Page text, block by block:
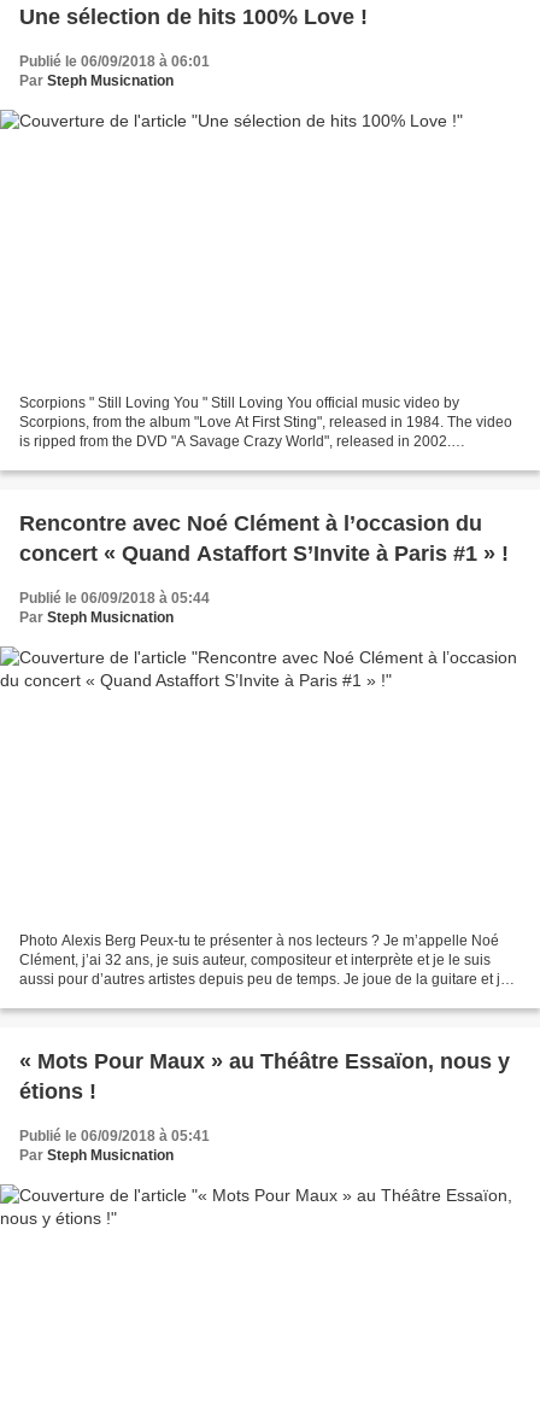
Une sélection de hits 100% Love !
Publié le 06/09/2018 à 06:01
Par Steph Musicnation
Scorpions " Still Loving You " Still Loving You official music video by
Scorpions, from the album "Love At First Sting", released in 1984. The video
is ripped from the DVD "A Savage Crazy World", released in 2002.
Rencontre avec Noé Clément à l’occasion du
concert « Quand Astaffort S’Invite à Paris #1 » !
Publié le 06/09/2018 à 05:44
Par Steph Musicnation
Photo Alexis Berg Peux-tu te présenter à nos lecteurs ? Je m’appelle Noé
Clément, j’ai 32 ans, je suis auteur, compositeur et interprète et je le suis
aussi pour d’autres artistes depuis peu de temps. Je joue de la guitare et je
« Mots Pour Maux » au Théâtre Essaïon, nous y
étions !
Publié le 06/09/2018 à 05:41
Par Steph Musicnation